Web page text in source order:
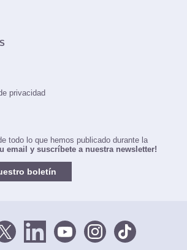
privacidad
todo lo que hemos publicado durante la
email y suscríbete a nuestra newsletter!
boletín